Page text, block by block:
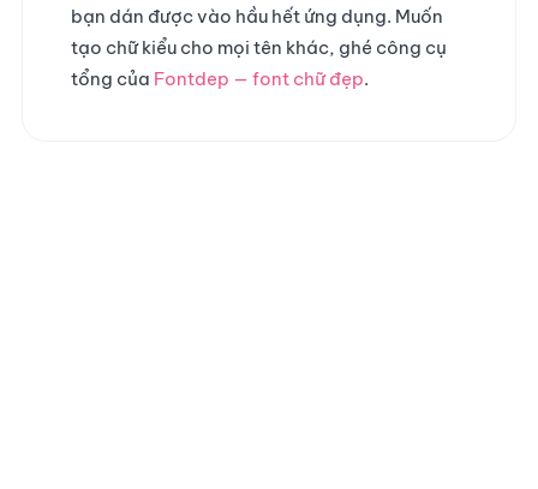
bạn dán được vào hầu hết ứng dụng. Muốn
tạo chữ kiểu cho mọi tên khác, ghé công cụ
tổng của Fontdep — font chữ đẹp.